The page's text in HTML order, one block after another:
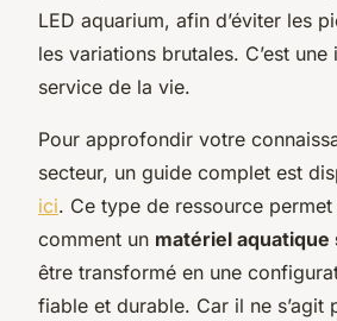
LED aquarium, afin d’éviter les
les variations brutales. C’est une
service de la vie.
Pour approfondir votre
secteur, un guide complet est
ici. Ce type de ressource
comment un matériel aquatique
être transformé en une
fiable et durable. Car il ne s’agit